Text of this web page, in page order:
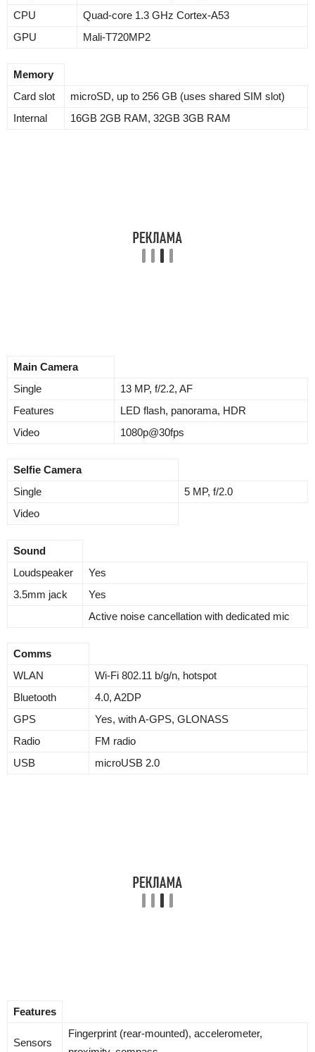
CPU
Quad-core 1.3 GHz Cortex-A53
GPU
Mali-T720MP2
Memory
Card slot
microSD, up to 256 GB (uses shared SIM slot)
Internal
16GB 2GB RAM, 32GB 3GB RAM
Main Camera
Single
13 MP, f/2.2, AF
Features
LED flash, panorama, HDR
Video
1080p@30fps
Selfie Camera
Single
5 MP, f/2.0
Video
Sound
Loudspeaker
Yes
3.5mm jack
Yes
Active noise cancellation with dedicated mic
Comms
WLAN
Wi-Fi 802.11 b/g/n, hotspot
Bluetooth
4.0, A2DP
GPS
Yes, with A-GPS, GLONASS
Radio
FM radio
USB
microUSB 2.0
Features
Sensors
Fingerprint (rear-mounted), accelerometer,